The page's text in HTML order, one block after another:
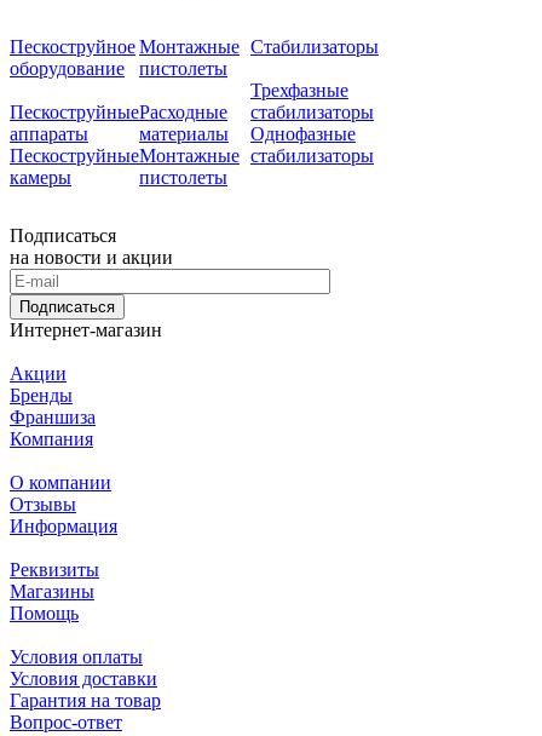
Пескоструйное
оборудование
Пескоструйные
аппараты
Пескоструйные
камеры
Монтажные
пистолеты
Расходные
материалы
Монтажные
пистолеты
Стабилизаторы
Трехфазные
стабилизаторы
Однофазные
стабилизаторы
Подписаться
на новости и акции
Подписаться
Интернет-магазин
Акции
Бренды
Франшиза
Компания
О компании
Отзывы
Информация
Реквизиты
Магазины
Помощь
Условия оплаты
Условия доставки
Гарантия на товар
Вопрос-ответ